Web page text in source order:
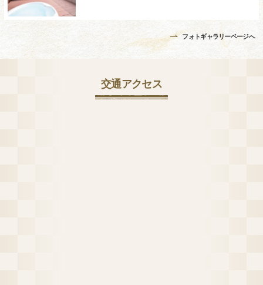
フォトギャラリーページへ
交通アクセス